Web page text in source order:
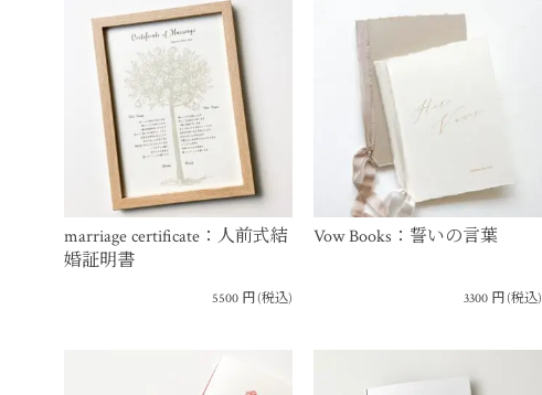
marriage certificate：人前式結
婚証明書
5500 円(税込)
Vow Books：誓いの言葉
3300 円(税込)